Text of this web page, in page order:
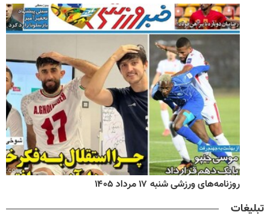
روزنامه‌های ورزشی شنبه ۱۷ مرداد ۱۴۰۵
تبلیغات